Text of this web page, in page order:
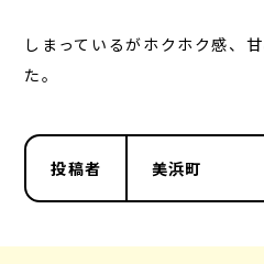
しまっているがホクホク感、
た。
投稿者 美浜町